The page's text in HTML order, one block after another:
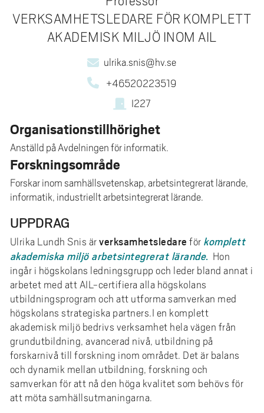
VERKSAMHETSLEDARE FÖR KOMPLETT
AKADEMISK MILJÖ INOM AIL
ulrika.snis@hv.se
+46520223519
I227
Organisationstillhörighet
Anställd på Avdelningen för informatik.
Forskningsområde
Forskar inom samhällsvetenskap, arbetsintegrerat lärande,
informatik, industriellt arbetsintegrerat lärande.
UPPDRAG
Ulrika Lundh Snis ärverksamhetsledare för komplett
akademiska miljö arbetsintegrerat lärande. Hon
ingår i högskolans ledningsgrupp och leder bland annat i
arbetet med att AIL-certifiera alla högskolans
utbildningsprogram och att utforma samverkan med
högskolans strategiska partners.I en komplett
akademisk miljö bedrivs verksamhet hela vägen från
grundutbildning, avancerad nivå, utbildning på
forskarnivå till forskning inom området. Det är balans
och dynamik mellan utbildning, forskning och
samverkan för att nå den höga kvalitet som behövs för
att möta samhällsutmaningarna.